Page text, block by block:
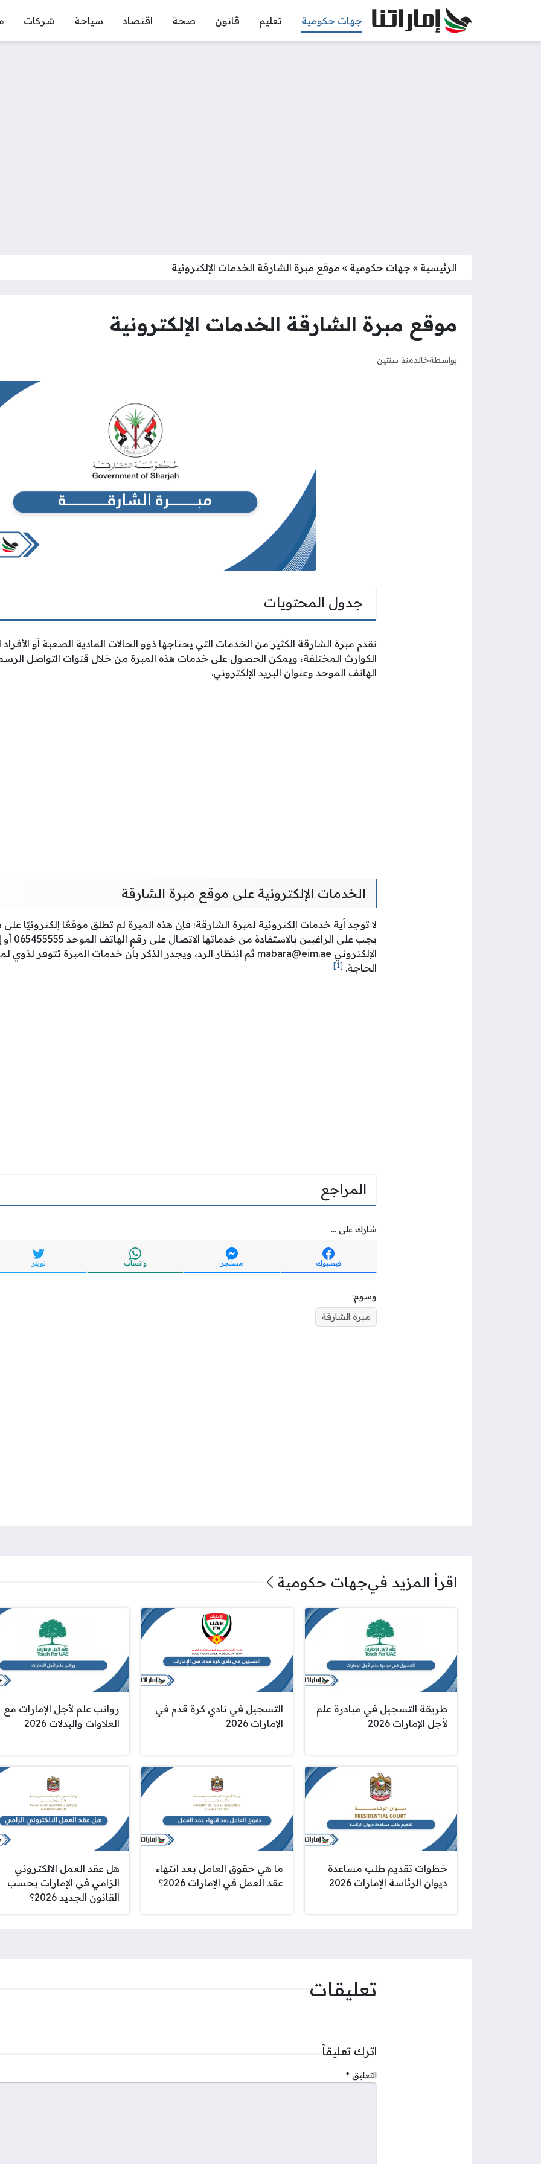
جهات حكومية تعليم قانون صحة اقتصاد سياحة شركات
الرئيسية » جهات حكومية » موقع مبرة الشارقة الخدمات الإلكترونية
موقع مبرة الشارقة الخدمات الإلكترونية
بواسطةخالدمنذ سنتين
جدول المحتويات
تقدم مبرة الشارقة الكثير من الخدمات التي يحتاجها ذوو الحالات المادية الصعبة أو
الكوارث المختلفة، ويمكن الحصول على خدمات هذه المبرة من خلال قنوات التواصل
الهاتف الموحد وعنوان البريد الإلكتروني.
الخدمات الإلكترونية على موقع مبرة الشارقة
لا توجد أية خدمات إلكترونية لمبرة الشارقة؛ فإن هذه المبرة لم تطلق موقعًا إلكترونيًا على
يجب على
الإلكتروني mabara@eim.ae ثم انتظار الرد، ويجدر الذكر بأن خدمات المبرة تتوفر لذوي
الحاجة. [1]
المراجع
شارك على ...
فيسبوك مسنجر واتساب تويتر
وسوم:
مبرة الشارقة
اقرأ المزيد فيجهات حكومية
طريقة التسجيل في مبادرة علم
لأجل الإمارات 2026
التسجيل في نادي كرة قدم في
الإمارات 2026
رواتب علم لأجل الإمارات مع
العلاوات والبدلات 2026
خطوات تقديم طلب مساعدة
ديوان الرئاسة الإمارات 2026
ما هي حقوق العامل بعد انتهاء
عقد العمل في الإمارات 2026؟
هل عقد العمل الالكتروني
الزامي في الإمارات بحسب
القانون الجديد 2026؟
تعليقات
اترك تعليقاً
التعليق *